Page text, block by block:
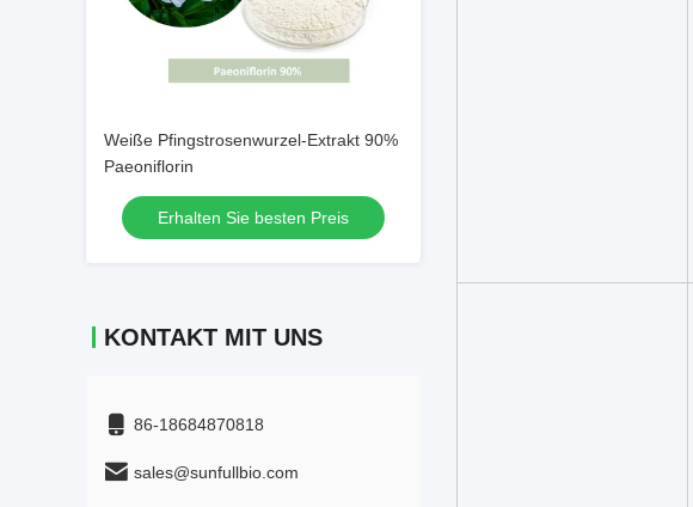
Weiße Pfingstrosenwurzel-Extrakt 90%
Paeoniflorin
Erhalten Sie besten Preis
KONTAKT MIT UNS
86-18684870818
sales@sunfullbio.com